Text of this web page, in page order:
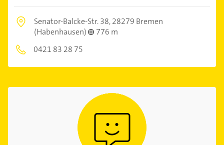
Senator-Balcke-Str. 38,28279 Bremen
(Habenhausen)
776 m
0421 83 28 75